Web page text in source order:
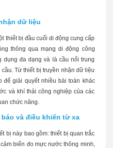
dữ liệu
thiết bị đầu cuối di động cung cấp
thông qua mạng di động công
dụng đa dạng và là cầu nối trung
Từ thiết bị truyền nhận dữ liệu
để giải quyết nhiều bài toán khác
và khí thải công nghiệp của các
chức năng.
và điều khiển từ xa
bị này bao gồm: thiết bị quan trắc
biến đo mực nước thông minh,